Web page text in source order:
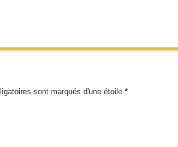
sont marqués d'une étoile *